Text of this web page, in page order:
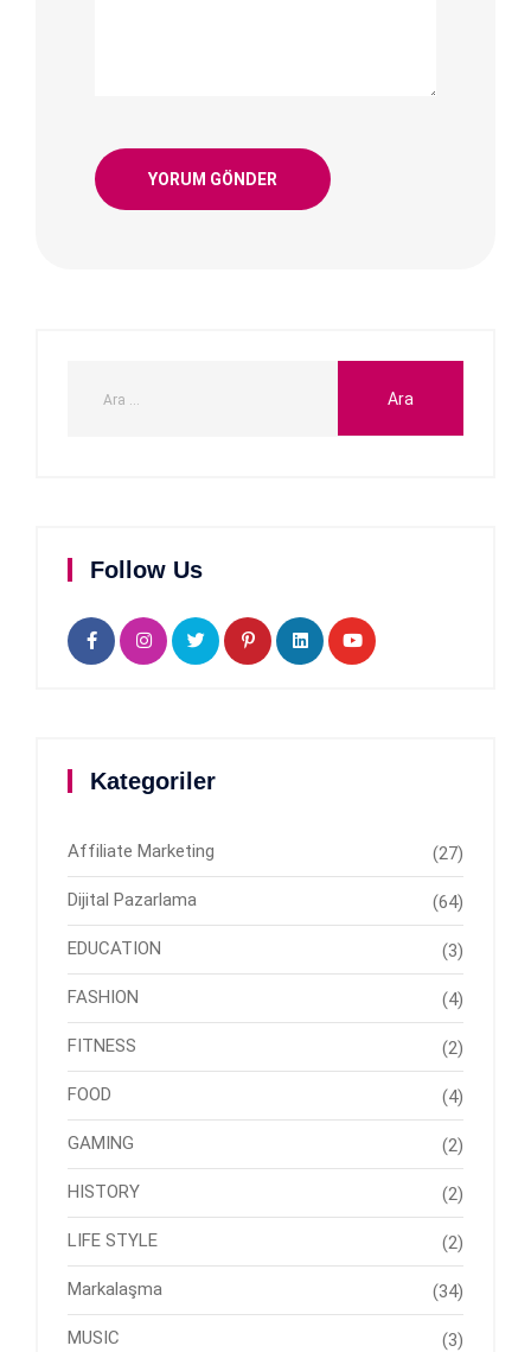
Follow Us
Kategoriler
Affiliate Marketing (27)
Dijital Pazarlama (64)
EDUCATION (3)
FASHION (4)
FITNESS (2)
FOOD (4)
GAMING (2)
HISTORY (2)
LIFE STYLE (2)
Markalaşma (34)
MUSIC (3)